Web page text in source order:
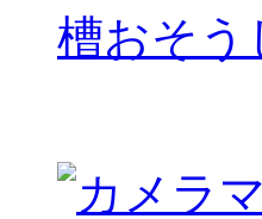
槽おそう